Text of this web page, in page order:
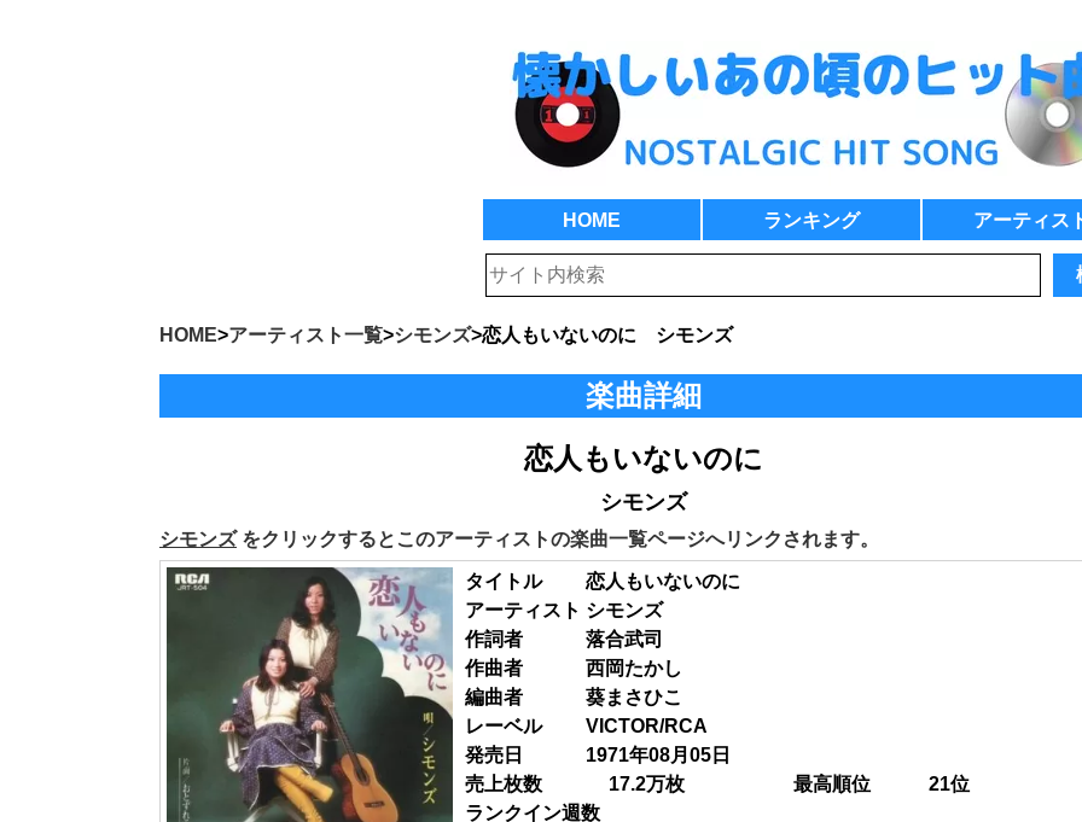
HOME ランキング アーティス
HOME>アーティスト一覧>シモンズ>恋人もいないのに シモンズ
楽曲詳細
恋人もいないのに
シモンズ
シモンズをクリックするとこのアーティストの楽曲一覧ページへリンクされます。
タイトル
恋人もいないのに
アーティスト シモンズ
作詞者
落合武司
作曲者
西岡たかし
編曲者
葵まさひこ
レーベル
VICTOR/RCA
発売日
1971年08月05日
売上枚数
17.2万枚 最高順位 21位
ランクイン週数